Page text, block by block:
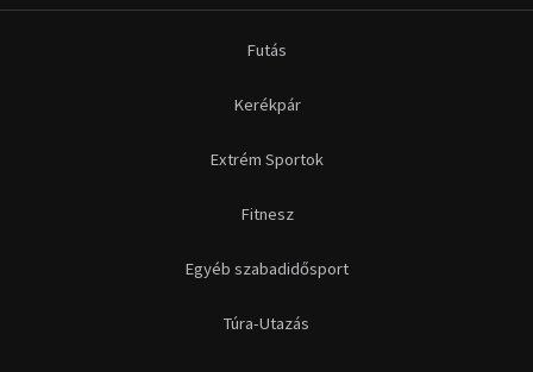
Futás
Kerékpár
Extrém Sportok
Fitnesz
Egyéb szabadidősport
Túra-Utazás